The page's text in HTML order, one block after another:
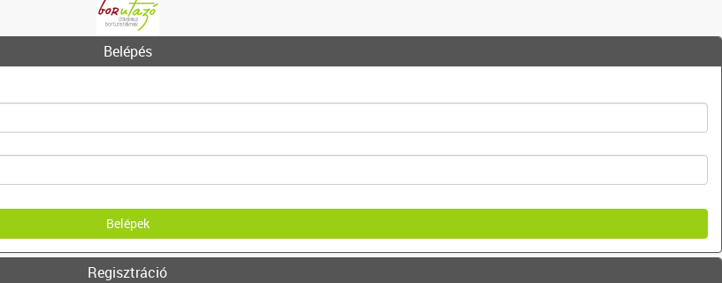
Belépés
Regisztráció